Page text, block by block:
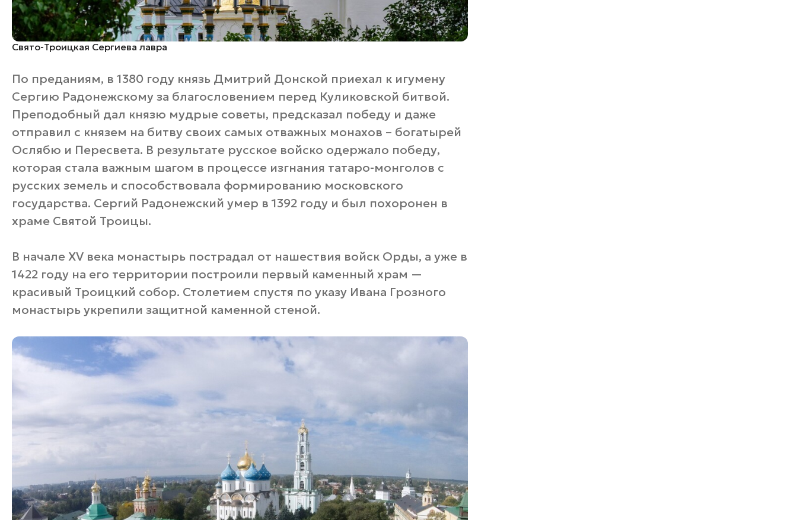
Свято-Троицкая Сергиева лавра
По преданиям, в 1380 году князь Дмитрий Донской приехал к игумену
Сергию Радонежскому за благословением перед Куликовской битвой.
Преподобный дал князю мудрые советы, предсказал победу и даже
отправил с князем на битву своих самых отважных монахов – богатырей
Ослябю и Пересвета. В результате русское войско одержало победу,
которая стала важным шагом в процессе изгнания татаро-монголов с
русских земель и способствовала формированию московского
государства. Сергий Радонежский умер в 1392 году и был похоронен в
храме Святой Троицы.
В начале XV века монастырь пострадал от нашествия войск Орды, а уже в
1422 году на его территории построили первый каменный храм —
красивый Троицкий собор. Столетием спустя по указу Ивана Грозного
монастырь укрепили защитной каменной стеной.